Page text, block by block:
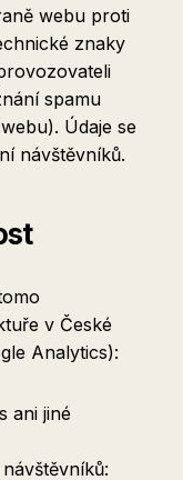
webu proti
znaky
spamu
Údaje se
návštěvníků.
v České
Analytics):
ani jiné